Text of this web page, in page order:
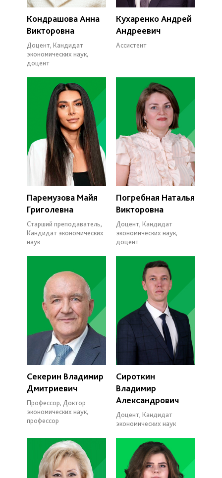
Кондрашова Анна
Викторовна
Доцент, Кандидат
экономических наук,
доцент
Кухаренко Андрей
Андреевич
Ассистент
Паремузова Майя
Григолевна
Старший преподаватель,
Кандидат экономических
наук
Погребная Наталья
Викторовна
Доцент, Кандидат
экономических наук,
доцент
Секерин Владимир
Дмитриевич
Профессор, Доктор
экономических наук,
профессор
Сироткин
Владимир
Александрович
Доцент, Кандидат
экономических наук